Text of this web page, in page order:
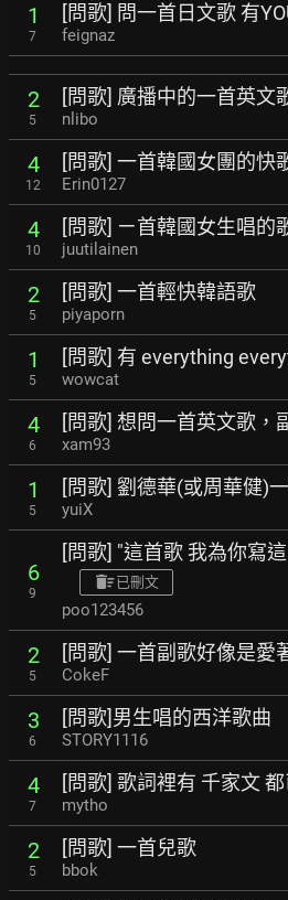
1
7
[問歌] 問一首日文歌 有
feignaz
2
5
[問歌] 廣播中的一首英文
nlibo
4
12
[問歌] 一首韓國女團的快
Erin0127
4
10
[問歌] ㄧ首韓國女生唱的
juutilainen
2
5
[問歌] 一首輕快韓語歌
piyaporn
1
5
[問歌] 有 everything
wowcat
4
6
[問歌] 想問一首英文歌，
xam93
1
5
[問歌] 劉德華(或周華健)
yuiX
6
9
[問歌] "這首歌 我為你寫
已刪文
poo123456
2
5
[問歌] 一首副歌好像是愛
CokeF
3
6
[問歌]男生唱的西洋歌曲
STORY1116
4
7
[問歌] 歌詞裡有 千家文
mytho
2
5
[問歌] 一首兒歌
bbok